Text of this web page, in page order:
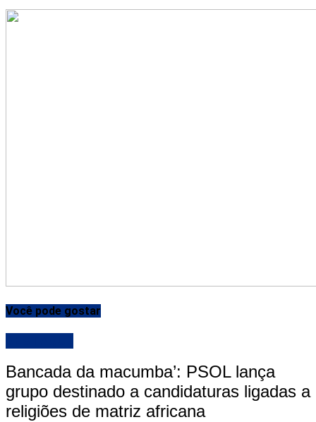
Você pode gostar
Bancada da macumba’: PSOL lança
grupo destinado a candidaturas ligadas a
religiões de matriz africana